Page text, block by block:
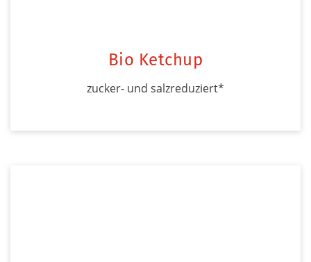
Bio Ketchup
zucker- und salzreduziert*